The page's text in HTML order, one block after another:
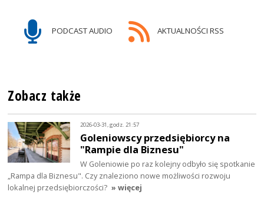
PODCAST AUDIO AKTUALNOŚCI RSS
Zobacz także
2026-03-31, godz. 21:57
Goleniowscy przedsiębiorcy na
"Rampie dla Biznesu"
W Goleniowie po raz kolejny odbyło się spotkanie
„Rampa dla Biznesu". Czy znaleziono nowe możliwości rozwoju
lokalnej przedsiębiorczości? » więcej